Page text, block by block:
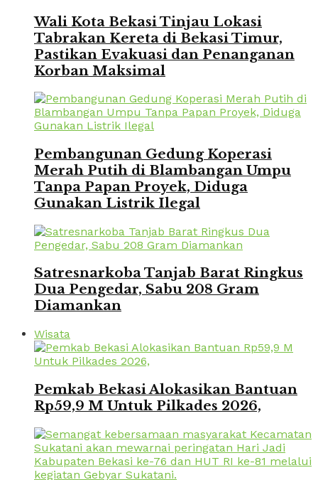
Wali Kota Bekasi Tinjau Lokasi
Tabrakan Kereta di Bekasi Timur,
Pastikan Evakuasi dan Penanganan
Korban Maksimal
Pembangunan Gedung Koperasi
Merah Putih di Blambangan Umpu
Tanpa Papan Proyek, Diduga
Gunakan Listrik Ilegal
Satresnarkoba Tanjab Barat Ringkus
Dua Pengedar, Sabu 208 Gram
Diamankan
Wisata
Pemkab Bekasi Alokasikan Bantuan
Rp59,9 M Untuk Pilkades 2026,